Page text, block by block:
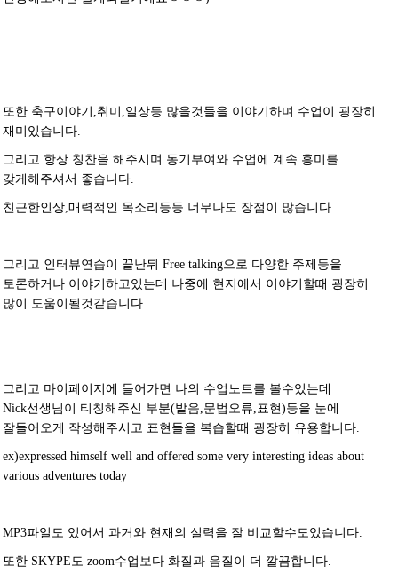
또한 축구이야기,취미,일상등 많을것들을 이야기하며 수업이 굉장히
재미있습니다.
그리고 항상 칭찬을 해주시며 동기부여와 수업에 계속 흥미를
갖게해주셔서 좋습니다.
친근한인상,매력적인 목소리등등 너무나도 장점이 많습니다.
그리고 인터뷰연습이 끝난뒤 Free talking으로 다양한 주제등을
토론하거나 이야기하고있는데 나중에 현지에서 이야기할때 굉장히
많이 도움이될것같습니다.
그리고 마이페이지에 들어가면 나의 수업노트를 볼수있는데
Nick선생님이 티칭해주신 부분(발음,문법오류,표현)등을 눈에
잘들어오게 작성해주시고 표현들을 복습할때 굉장히 유용합니다.
ex)expressed himself well and offered some very interesting ideas about
various adventures today
MP3파일도 있어서 과거와 현재의 실력을 잘 비교할수도있습니다.
또한 SKYPE도 zoom수업보다 화질과 음질이 더 깔끔합니다.